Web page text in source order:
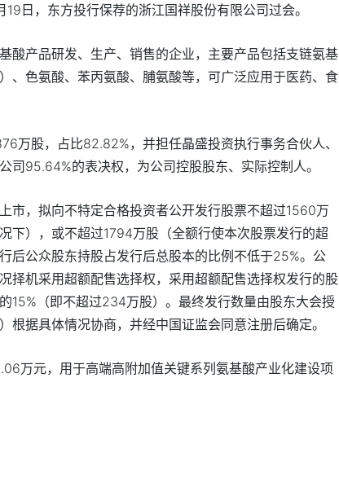
19日，东方投行保荐的浙江国祥股份有限公司过会。
酸产品研发、生产、销售的企业，主要产品包括支链氨基
、色氨酸、苯丙氨酸、脯氨酸等，可广泛应用于医药、食
万股，占比82.82%，并担任晶盛投资执行事务合伙人、
司95.64%的表决权，为公司控股股东、实际控制人。
市，拟向不特定合格投资者公开发行股票不超过1560万
下），或不超过1794万股（全额行使本次股票发行的超
后公众股东持股占发行后总股本的比例不低于25%。公
择机采用超额配售选择权，采用超额配售选择权发行的股
15%（即不超过234万股）。最终发行数量由股东大会授
根据具体情况协商，并经中国证监会同意注册后确定。
万元，用于高端高附加值关键系列氨基酸产业化建设项